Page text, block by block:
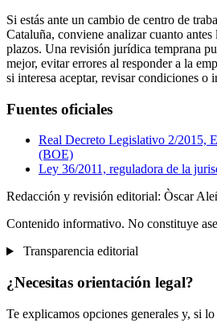
Si estás ante un cambio de centro de
Cataluña, conviene analizar cuanto
plazos. Una revisión jurídica temprana
mejor, evitar errores al responder a la
si interesa aceptar, revisar condiciones o
Fuentes oficiales
Real Decreto Legislativo 2/2015,
(BOE)
Ley 36/2011, reguladora de la
Redacción y revisión editorial: Òscar
Contenido informativo. No constituye
Transparencia editorial
¿Necesitas orientación legal?
Te explicamos opciones generales y, si